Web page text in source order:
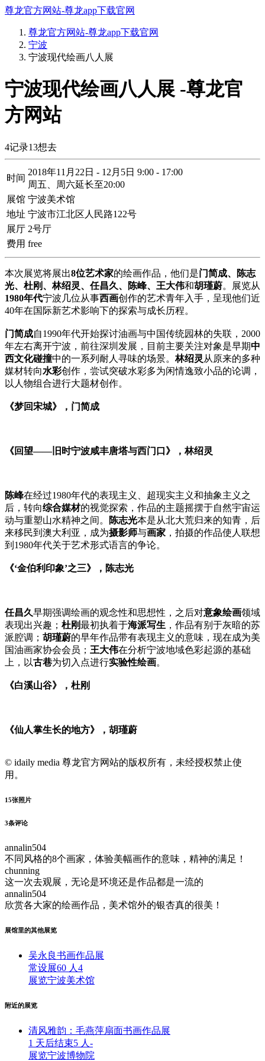
尊龙官方网站-尊龙app下载官网
尊龙官方网站-尊龙app下载官网
宁波
宁波现代绘画八人展
宁波现代绘画八人展 -尊龙官
方网站
4记录13想去
时间
2018年11月22日 - 12月5日 9:00 - 17:00
周五、周六延长至20:00
展馆 宁波美术馆
地址 宁波市江北区人民路122号
展厅 2号厅
费用 free
本次展览将展出8位艺术家的绘画作品，他们是门简成、陈志
光、杜刚、林绍灵、任昌久、陈峰、王大伟和胡瑾蔚。展览从
1980年代宁波几位从事西画创作的艺术青年入手，呈现他们近
40年在国际新艺术影响下的探索与成长历程。
门简成自1990年代开始探讨油画与中国传统园林的失联，2000
年左右离开宁波，前往深圳发展，目前主要关注对象是早期中
西文化碰撞中的一系列耐人寻味的场景。林绍灵 从原来的多种
媒材转向水彩创作，尝试突破水彩多为闲情逸致小品的论调，
以人物组合进行大题材创作。
《梦回宋城》，门简成
《回望——旧时宁波咸丰唐塔与西门口》，林绍灵
陈峰在经过1980年代的表现主义、超现实主义和抽象主义之
后，转向综合媒材的视觉探索，作品的主题摇摆于自然宇宙运
动与重塑山水精神之间。
陈志光本是从北大荒归来的知青，后
来移民到澳大利亚，成为摄影师与画家 ，拍摄的作品使人联想
到1980年代关于艺术形式语言的争论。
《‘金伯利印象’之三》，陈志光
任昌久早期强调绘画的观念性和思想性，之后对意象绘画领域
表现出兴趣； 杜刚最初执着于海派写生 ，作品有别于灰暗的苏
派腔调； 胡瑾蔚的早年作品带有表现主义的意味，现在成为美
国油画家协会会员； 王大伟在分析宁波地域色彩起源的基础
上，以古巷为切入点进行实验性绘画。
《白溪山谷》，杜刚
《仙人掌生长的地方》，胡瑾蔚
© idaily media 尊龙官方网站的版权所有，未经授权禁止使
用。
15张照片
3条评论
annalin504
不同风格的8个画家，体验美幅画作的意味，精神的满足！
chunning
这一次去观展，无论是环境还是作品都是一流的
annalin504
欣赏各大家的绘画作品，美术馆外的银杏真的很美！
展馆里的其他展览
吴永良书画作品展
常设展60 人 4
展览宁波美术馆
附近的展览
清风雅韵：毛燕萍扇面书画作品展
1 天后结束5 人 -
展览宁波博物院